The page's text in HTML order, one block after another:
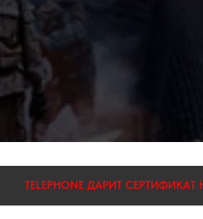
TELEPHONE ДАРИТ